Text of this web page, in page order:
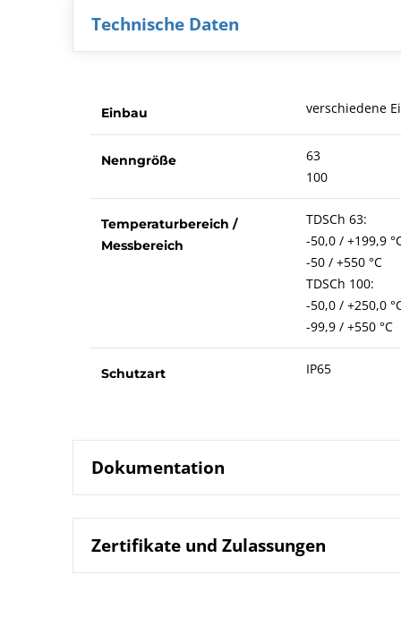
Technische Daten
Einbau verschiedene
Nenngröße
63
100
Temperaturbereich /
Messbereich
TDSCh 63:
-50,0 / +199,9
-50 / +550 °C
TDSCh 100:
-50,0 / +250,0
-99,9 / +550 °C
Schutzart IP65
Dokumentation
Datenblatt 8301
Zertifikate und Zulassungen